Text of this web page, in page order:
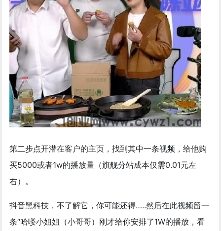
第二步点开潜在客户的主页，找到其中一条视频，给他购
买5000或者1w的播放量（旗舰分站成本仅需0.01元左
右）。
抖音黑科技，不了解它，你可能还得…..然后在此视频留一
条“哈喽小姐姐（小哥哥）刚才给你安排了1W的播放，看